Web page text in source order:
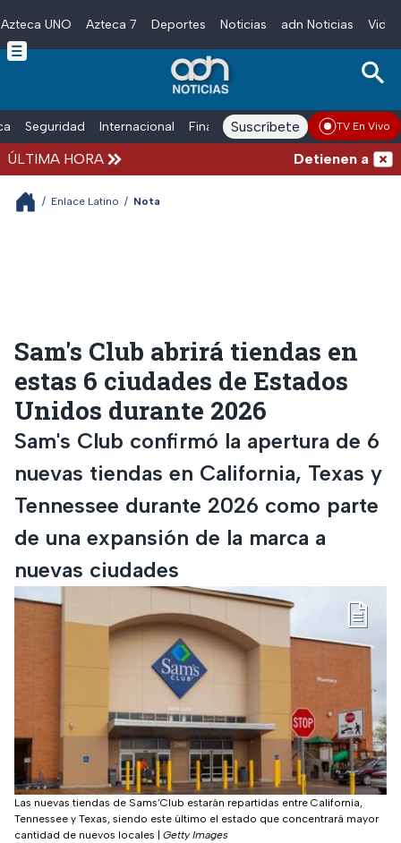
Skip to main content
Azteca UNO Azteca 7 Deportes Noticias adn Noticias
Seguridad Internacional Finanzas adn Noticias Radio
Suscríbete TV En Vivo
ÚLTIMA HORA Detienen al
/ Enlace Latino / Nota
Sam's Club abrirá tiendas en
estas 6 ciudades de Estados
Unidos durante 2026
Sam's Club confirmó la apertura de 6
nuevas tiendas en California, Texas y
Tennessee durante 2026 como parte
de una expansión de la marca a
nuevas ciudades
Las nuevas tiendas de Sams’Club estarán repartidas entre California,
Tennessee y Texas, siendo este último el estado que concentrará mayor
cantidad de nuevos locales
Getty Images